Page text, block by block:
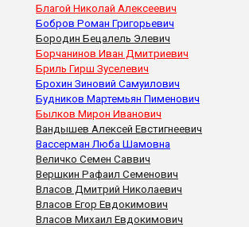
Благой Николай Алексеевич
Бобров Роман Григорьевич
Бородин Бецалель Элевич
Борчанинов Иван Дмитриевич
Бриль Гирш Зуселевич
Брохин Зиновий Самуилович
Будников Мартемьян Пименович
Былков Мирон Иванович
Вандышев Алексей Евстигнеевич
Вассерман Люба Шамовна
Величко Семен Саввич
Вершкин Рафаил Семенович
Власов Дмитрий Николаевич
Власов Егор Евдокимович
Власов Михаил Евдокимович